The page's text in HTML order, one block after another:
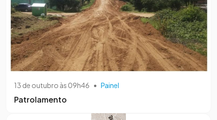
13 de outubro às 09h46 • Painel
Patrolamento